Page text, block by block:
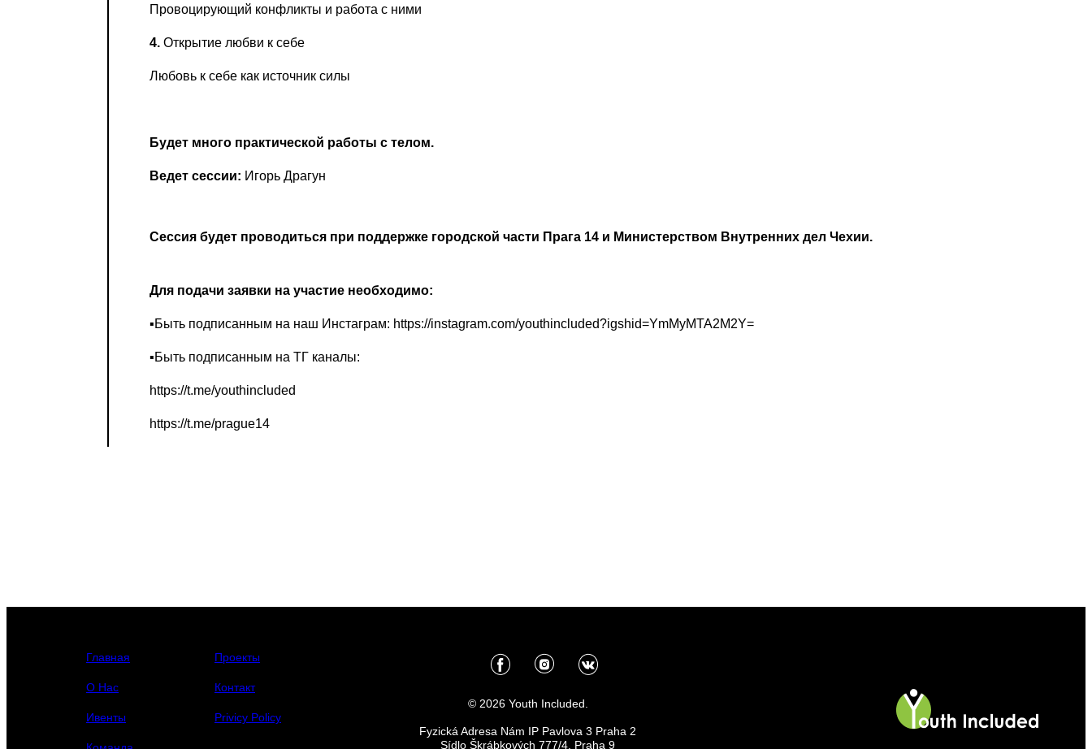
Провоцирующий конфликты и работа с ними
4.Открытие любви к себе
Любовь к себе как источник силы
Будет много практической работы с телом.
Ведет сессии: Игорь Драгун
Сессия будет проводиться при поддержке городской части Прага 14 и Министерством Внутренних дел Чехии.
Для подачи заявки на участие необходимо:
▪️Быть подписанным на наш Инстаграм: https://instagram.com/youthincluded?igshid=YmMyMTA2M2Y=
▪️Быть подписанным на ТГ каналы:
https://t.me/youthincluded
https://t.me/prague14
Главная
О Нас
Ивенты
Проекты
Контакт
Privicy Policy
© 2026 Youth Included.
Fyzická Adresa Nám IP Pavlova 3 Praha 2
Sídlo Škrábkových 777/4, Praha 9